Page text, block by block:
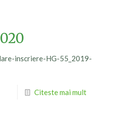
inscriere-HG-55_2019-
Citeste mai mult